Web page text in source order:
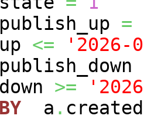
=
<=
'2026-
>=
BY a .